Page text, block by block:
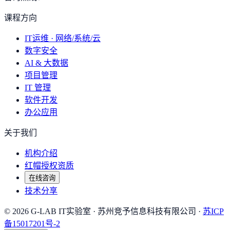
课程方向
IT运维 · 网络/系统/云
数字安全
AI & 大数据
项目管理
IT 管理
软件开发
办公应用
关于我们
机构介绍
红帽授权资质
在线咨询
技术分享
© 2026 G-LAB IT实验室 · 苏州竞予信息科技有限公司 · 苏ICP
备15017201号-2